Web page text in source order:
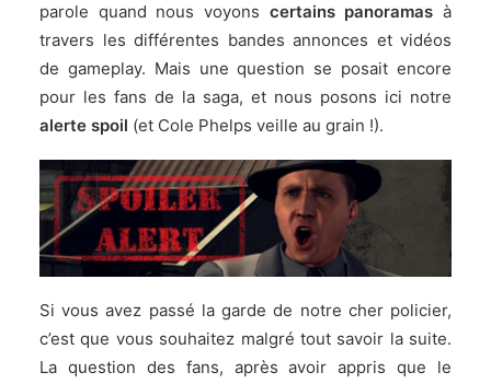
parole quand nous voyons certains panoramas à
travers les différentes bandes annonces et vidéos
de gameplay. Mais une question se posait encore
pour les fans de la saga, et nous posons ici notre
alerte spoil (et Cole Phelps veille au grain !).
Si vous avez passé la garde de notre cher policier,
c’est que vous souhaitez malgré tout savoir la suite.
La question des fans, après avoir appris que le